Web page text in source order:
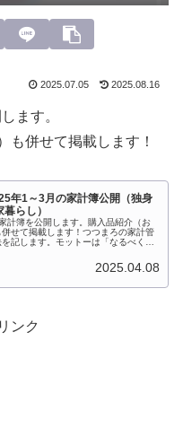
2025.07.05 2025.08.16
ます。
も併せて掲載します！
年1～3月の家計簿公開（独身
らし）
計簿を公開します。購入品紹介（お
せて掲載します！つつまろの家計管
記します。モットーは「なるべく楽
2025.04.08
ンク